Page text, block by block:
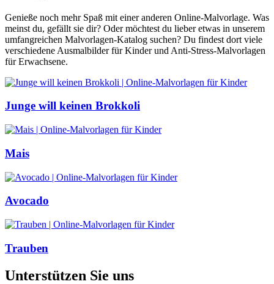
Genieße noch mehr Spaß mit einer anderen Online-Malvorlage. Was
meinst du, gefällt sie dir? Oder möchtest du lieber etwas in unserem
umfangreichen Malvorlagen-Katalog suchen? Du findest dort viele
verschiedene Ausmalbilder für Kinder und Anti-Stress-Malvorlagen
für Erwachsene.
Junge will keinen Brokkoli
Mais
Avocado
Trauben
Unterstützen Sie uns